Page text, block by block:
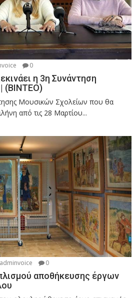
0
η 3η Συνάντηση
(ΒΙΝΤΕΟ)
Μουσικών Σχολείων που θα
από τις 28 Μαρτίου...
adminvoice 0
αποθήκευσης έργων